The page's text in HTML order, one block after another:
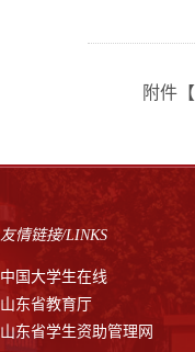
附件【
友情链接/LINKS
中国大学生在线
山东省教育厅
山东省学生资助管理网